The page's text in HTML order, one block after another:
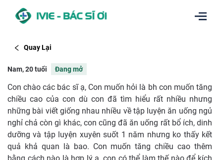
Quay Lại
Nam, 20 tuổi Đang mở
Con chào các bác sĩ ạ, Con muốn hỏi là bh con muốn tăng
chiều cao của con dù con đã tìm hiểu rất nhiều nhưng
những bài viết giống nhau nhiều về tập luyện ăn uống ngủ
nghỉ chả còn gì khác, con cũng đã ăn uống rất bổ ích, dinh
dưỡng và tập luyện xuyên suốt 1 năm nhưng ko thấy kết
quả khả quan là bao. Con muốn tăng chiều cao thêm
bằng cách nào là hợp lý ạ, con có thể làm thế nào để kích